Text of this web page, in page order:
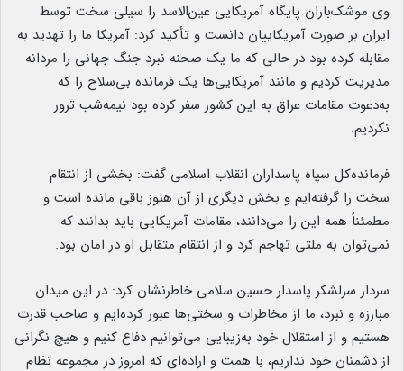
وی موشک‌باران پایگاه آمریکایی عین‌الاسد را سیلی سخت توسط
ایران بر صورت آمریکاییان دانست و تأکید کرد: آمریکا ما را تهدید به
مقابله کرده بود در حالی که ما یک صحنه نبرد جنگ جهانی را مردانه
مدیریت کردیم و مانند آمریکایی‌ها یک فرمانده بی‌سلاح را که
به‌دعوت مقامات عراق به این کشور سفر کرده بود نیمه‌شب ترور
نکردیم.
فرمانده‌کل سپاه پاسداران انقلاب اسلامی گفت: بخشی از انتقام
سخت را گرفته‌ایم و بخش دیگری از آن هنوز باقی مانده است و
مطمئناً همه این را می‌دانند، مقامات آمریکایی باید بدانند که
نمی‌توان به ملتی تهاجم کرد و از انتقام متقابل او در امان بود.
سردار سرلشکر پاسدار حسین سلامی خاطرنشان کرد: در این میدان
مبارزه و نبرد، ما از مخاطرات و سختی‌ها عبور کرده‌ایم و صاحب قدرت
هستیم و از استقلال خود به‌زیبایی می‌توانیم دفاع کنیم و هیچ نگرانی
از دشمنان خود نداریم، با همت و اراده‌ای که امروز در مجموعه نظام